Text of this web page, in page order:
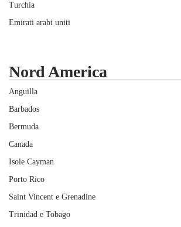
Turchia
Emirati arabi uniti
Nord America
Anguilla
Barbados
Bermuda
Canada
Isole Cayman
Porto Rico
Saint Vincent e Grenadine
Trinidad e Tobago